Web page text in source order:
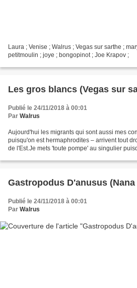
Laura ; Venise ; Walrus ; Vegas sur sarthe ;
petitmoulin ; joye ; bongopinot ; Joe Krapov ;
Les gros blancs (Vegas sur
Publié le 24/11/2018 à 00:01
Par Walrus
Aujourd'hui les migrants qui sont aussi mes
puisqu'on est hermaphrodites – arrivent tout
de l'Est.Je mets 'toute pompe' au singulier
Gastropodus D'anusus (Nana
Publié le 24/11/2018 à 00:01
Par Walrus